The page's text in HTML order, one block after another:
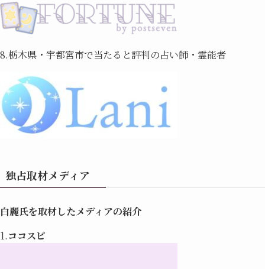
8.栃木県・宇都宮市で当たると評判の占い師・霊能者
独占取材メディア
白麗氏を取材したメディアの紹介
1.ココスピ